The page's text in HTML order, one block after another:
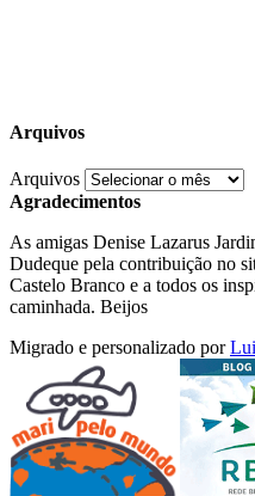
Arquivos
Arquivos
Agradecimentos
As amigas Denise Lazarus
Dudeque pela contribuição no
Castelo Branco e a todos os
caminhada. Beijos
Migrado e personalizado por